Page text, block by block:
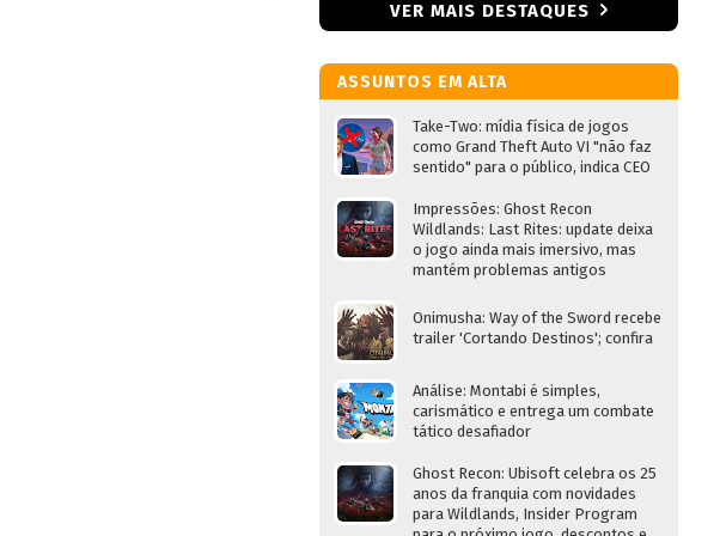
VER MAIS DESTAQUES
ASSUNTOS EM ALTA
Take-Two: mídia física de jogos
como Grand Theft Auto VI "não faz
sentido" para o público, indica CEO
Impressões: Ghost Recon
Wildlands: Last Rites: update deixa
o jogo ainda mais imersivo, mas
mantém problemas antigos
Onimusha: Way of the Sword recebe
trailer 'Cortando Destinos'; confira
Análise: Montabi é simples,
carismático e entrega um combate
tático desafiador
Ghost Recon: Ubisoft celebra os 25
anos da franquia com novidades
para Wildlands, Insider Program